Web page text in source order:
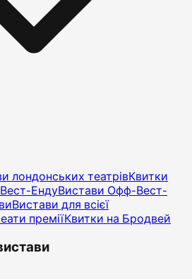
лондонських театрівКвитки
ЕндуВистави Офф-Вест-
Вистави для всієї
преміїКвитки на Бродвей